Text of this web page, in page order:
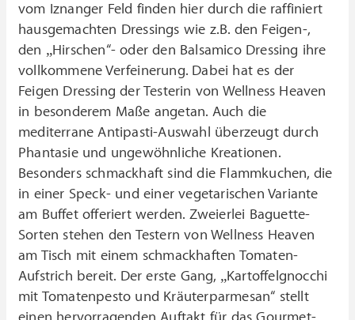
vom Iznanger Feld finden hier durch die raffiniert
hausgemachten Dressings wie z.B. den Feigen-,
den „Hirschen“- oder den Balsamico Dressing ihre
vollkommene Verfeinerung. Dabei hat es der
Feigen Dressing der Testerin von Wellness Heaven
in besonderem Maße angetan. Auch die
mediterrane Antipasti-Auswahl überzeugt durch
Phantasie und ungewöhnliche Kreationen.
Besonders schmackhaft sind die Flammkuchen, die
in einer Speck- und einer vegetarischen Variante
am Buffet offeriert werden. Zweierlei Baguette-
Sorten stehen den Testern von Wellness Heaven
am Tisch mit einem schmackhaften Tomaten-
Aufstrich bereit. Der erste Gang, „Kartoffelgnocchi
mit Tomatenpesto und Kräuterparmesan“ stellt